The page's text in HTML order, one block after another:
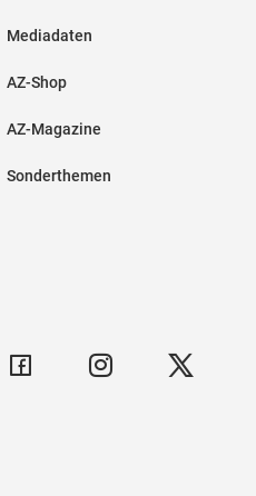
Mediadaten
AZ-Shop
AZ-Magazine
Sonderthemen